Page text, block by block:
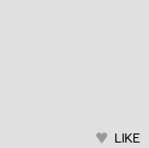
LIKE